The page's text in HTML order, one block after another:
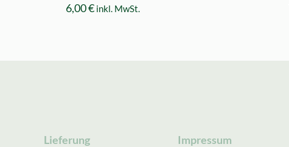
6,00€ inkl. MwSt.
Lieferung
Impressum